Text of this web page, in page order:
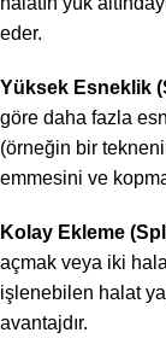
eder.
Yüksek Esneklik
göre daha fazla
(örneğin bir
emmesini ve
Kolay Ekleme
açmak veya iki
işlenebilen halat
avantajdır.